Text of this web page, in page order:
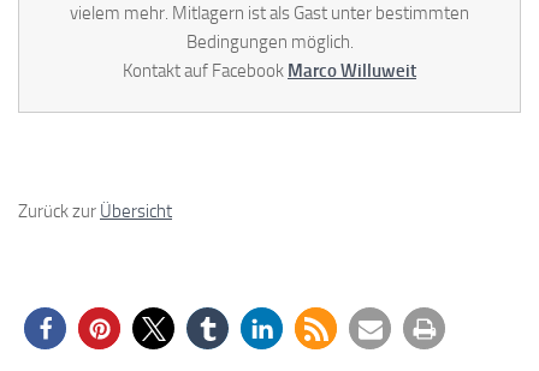
vielem mehr. Mitlagern ist als Gast unter bestimmten
Bedingungen möglich.
Kontakt auf Facebook Marco Willuweit
Zurück zur Übersicht